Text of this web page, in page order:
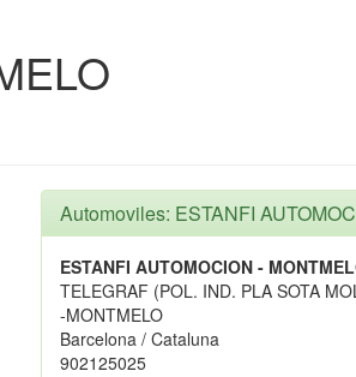
Automoviles: ESTANFI
ESTANFI AUTOMOCION -
TELEGRAF (POL. IND. PLA SOTA
-MONTMELO
Barcelona / Cataluna
902125025